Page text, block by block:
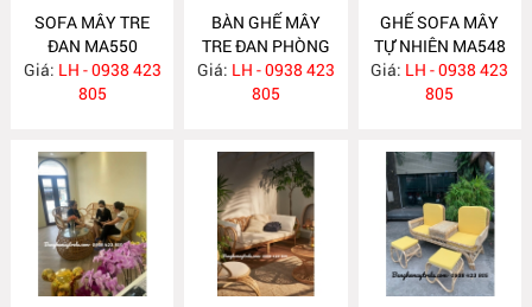
SOFA MÂY TRE
ĐAN MA550
Giá: LH - 0938 423
805
BÀN GHẾ MÂY
TRE ĐAN PHÒNG
KHÁCH MA549
Giá: LH - 0938 423
805
GHẾ SOFA MÂY
TỰ NHIÊN MA548
Giá: LH - 0938 423
805